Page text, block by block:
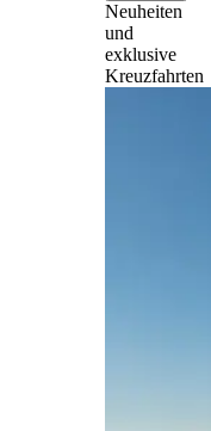
Neuheiten
und
exklusive
Kreuzfahrten